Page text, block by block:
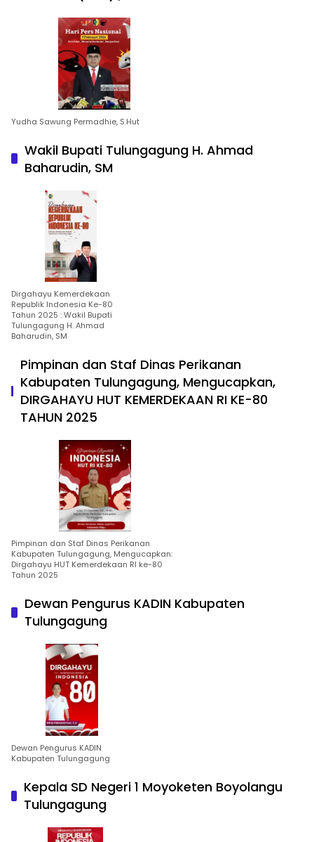
Yudha Sawung Permadhie, S.Hut
Wakil Bupati Tulungagung H. Ahmad
Baharudin, SM
Dirgahayu Kemerdekaan
Republik Indonesia Ke-80
Tahun 2025 : Wakil Bupati
Tulungagung H. Ahmad
Baharudin, SM
Pimpinan dan Staf Dinas Perikanan
Kabupaten Tulungagung, Mengucapkan,
DIRGAHAYU HUT KEMERDEKAAN RI KE-80
TAHUN 2025
Pimpinan dan Staf Dinas Perikanan
Kabupaten Tulungagung, Mengucapkan:
Dirgahayu HUT Kemerdekaan RI ke-80
Tahun 2025
Dewan Pengurus KADIN Kabupaten
Tulungagung
Dewan Pengurus KADIN
Kabupaten Tulungagung
Kepala SD Negeri 1 Moyoketen Boyolangu
Tulungagung